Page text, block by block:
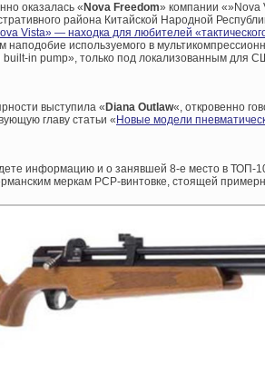
оказалась « Nova Freedom» компании «»Nova
района Китайской Народной
Vista» — находка для любителей
наподобие используемого в
built-in pump», только под локализованным для
выступила « Diana Outlaw«, откровенно
главу статьи « Новые модели
информацию и о занявшей 8-е место в ТОП-
меркам PCP-винтовке, стоящей